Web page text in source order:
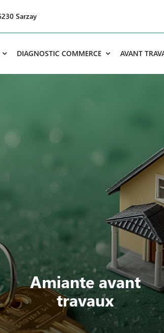
Sarzay
DIAGNOSTIC COMMERCE AVANT
Amiante avant
travaux